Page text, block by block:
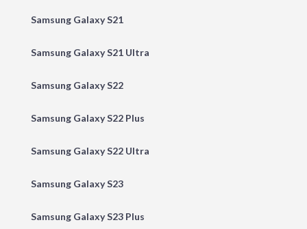
Samsung Galaxy S21
Samsung Galaxy S21 Ultra
Samsung Galaxy S22
Samsung Galaxy S22 Plus
Samsung Galaxy S22 Ultra
Samsung Galaxy S23
Samsung Galaxy S23 Plus